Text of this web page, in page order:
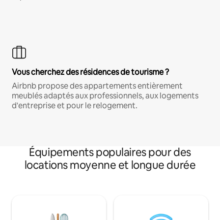
Vous cherchez des résidences de tourisme ?
Airbnb propose des appartements entièrement
meublés adaptés aux professionnels, aux logements
d'entreprise et pour le relogement.
Équipements populaires pour des
locations moyenne et longue durée